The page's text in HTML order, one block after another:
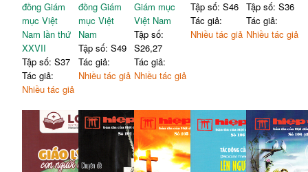
đồng Giám
mục Việt
Nam lần thứ
XXVII
Tập số: S37
Tác giả:
Nhiều tác giả
đồng Giám
mục Việt
Nam
Tập số: S49
Tác giả:
Nhiều tác giả
Giám mục
Việt Nam
Tập số:
S26,27
Tác giả:
Nhiều tác giả
Tập số: S46
Tác giả:
Nhiều tác giả
Tập số: S36
Tác giả:
Nhiều tác giả